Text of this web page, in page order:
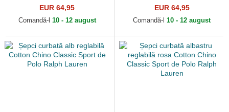
de Polo Ralph Lauren
EUR 64,95
Comandă-l 10 - 12 august
Classic Sport de Polo Ralph
Lauren
EUR 64,95
Comandă-l 10 - 12 august